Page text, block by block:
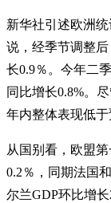
新华社引述欧洲
说，经季节调整
长0.9％。今年二
同比增长0.8%。
年内整体表现低于
从国别看，欧盟
0.2％，同期法国
尔兰GDP环比增长